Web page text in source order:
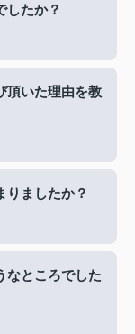
したか？
頂いた理由を教
りましたか？
なところでした